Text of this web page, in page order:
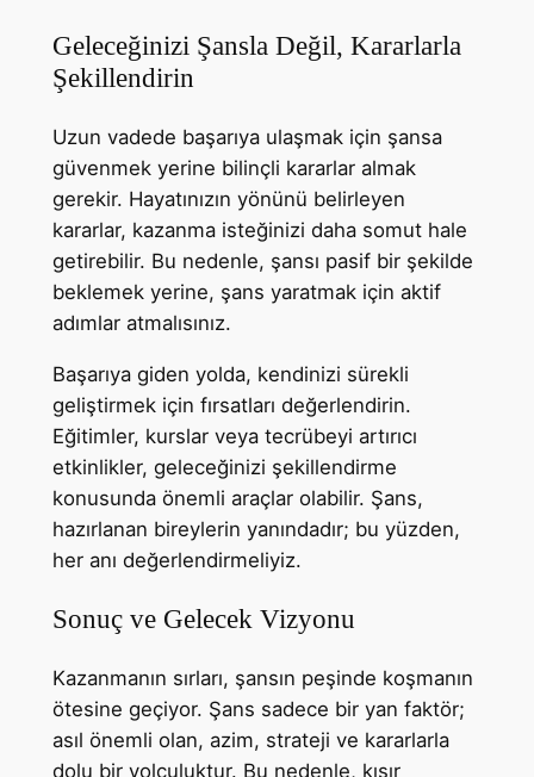
Geleceğinizi Şansla Değil, Kararlarla
Şekillendirin
Uzun vadede başarıya ulaşmak için şansa
güvenmek yerine bilinçli kararlar almak
gerekir. Hayatınızın yönünü belirleyen
kararlar, kazanma isteğinizi daha somut hale
getirebilir. Bu nedenle, şansı pasif bir şekilde
beklemek yerine, şans yaratmak için aktif
adımlar atmalısınız.
Başarıya giden yolda, kendinizi sürekli
geliştirmek için fırsatları değerlendirin.
Eğitimler, kurslar veya tecrübeyi artırıcı
etkinlikler, geleceğinizi şekillendirme
konusunda önemli araçlar olabilir. Şans,
hazırlanan bireylerin yanındadır; bu yüzden,
her anı değerlendirmeliyiz.
Sonuç ve Gelecek Vizyonu
Kazanmanın sırları, şansın peşinde koşmanın
ötesine geçiyor. Şans sadece bir yan faktör;
asıl önemli olan, azim, strateji ve kararlarla
dolu bir yolculuktur. Bu nedenle, kısır